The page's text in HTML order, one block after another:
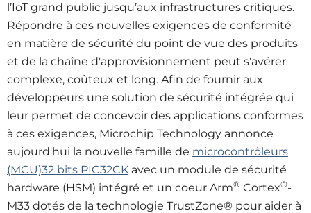
l’IoT grand public jusqu’aux infrastructures critiques.
Répondre à ces nouvelles exigences de conformité
en matière de sécurité du point de vue des produits
et de la chaîne d'approvisionnement peut s'avérer
complexe, coûteux et long. Afin de fournir aux
développeurs une solution de sécurité intégrée qui
leur permet de concevoir des applications conformes
à ces exigences, Microchip Technology annonce
aujourd'hui la nouvelle famille de microcontrôleurs
(MCU)32 bits PIC32CK avec un module de sécurité
hardware (HSM) intégré et un coeur Arm® Cortex®-
M33 dotés de la technologie TrustZone® pour aider à